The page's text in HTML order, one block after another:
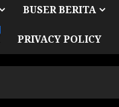
BUSER BERITA
PRIVACY POLICY